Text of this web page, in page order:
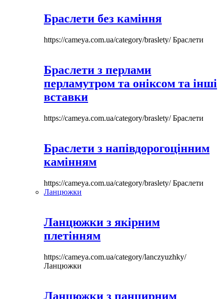
Браслети без каміння
https://cameya.com.ua/category/braslety/Браслети
Браслети з перлами
перламутром та оніксом та інші
вставки
https://cameya.com.ua/category/braslety/Браслети
Браслети з напівдорогоцінним
камінням
https://cameya.com.ua/category/braslety/Браслети
Ланцюжки
Ланцюжки з якірним
плетінням
https://cameya.com.ua/category/lanczyuzhky/
Ланцюжки
Ланцюжки з панцирним